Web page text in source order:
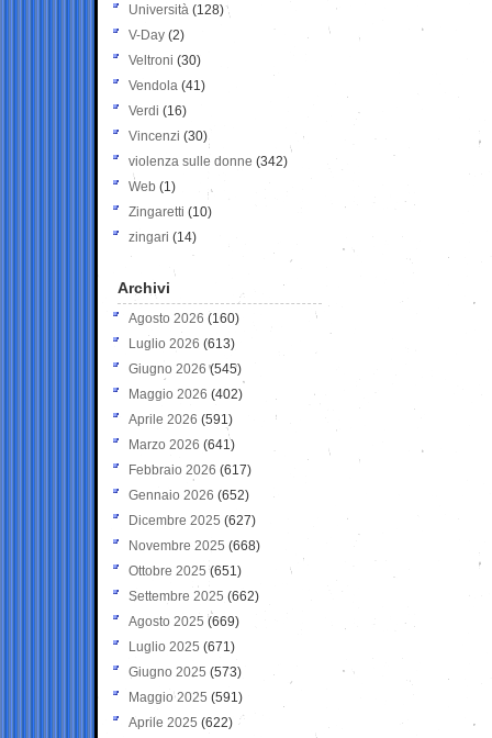
Università (128)
V-Day (2)
Veltroni (30)
Vendola (41)
Verdi (16)
Vincenzi (30)
violenza sulle donne (342)
Web (1)
Zingaretti (10)
zingari (14)
Archivi
Agosto 2026 (160)
Luglio 2026 (613)
Giugno 2026 (545)
Maggio 2026 (402)
Aprile 2026 (591)
Marzo 2026 (641)
Febbraio 2026 (617)
Gennaio 2026 (652)
Dicembre 2025 (627)
Novembre 2025 (668)
Ottobre 2025 (651)
Settembre 2025 (662)
Agosto 2025 (669)
Luglio 2025 (671)
Giugno 2025 (573)
Maggio 2025 (591)
Aprile 2025 (622)